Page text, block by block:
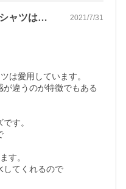
いつも、ノースフェィスのTシャツは愛用… 2021/7/31
は愛用しています。
違うのが特徴でもある
す。
す。
してくれるので